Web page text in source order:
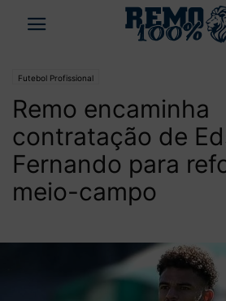
Futebol Profissional
Remo encaminha
contratação de
Fernando para
meio-campo